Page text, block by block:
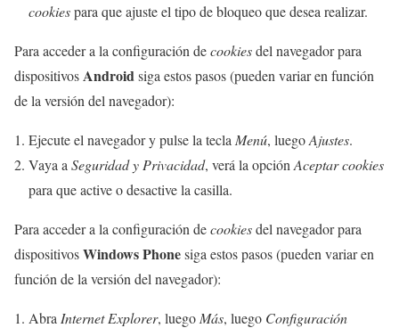
cookiespara que ajuste el tipo de bloqueo que desea realizar.
Para acceder a la configuración decookiesdel navegador para
dispositivos Android siga estos pasos (pueden variar en función
de la versión del navegador):
Ejecute el navegador y pulse la tecla Menú, luegoAjustes.
Vaya a Seguridad y Privacidad, verá la opción Aceptar cookies
para que active o desactive la casilla.
Para acceder a la configuración decookiesdel navegador para
dispositivosWindows Phonesiga estos pasos (pueden variar en
función de la versión del navegador):
Abra Internet Explorer, luego Más, luego Configuración